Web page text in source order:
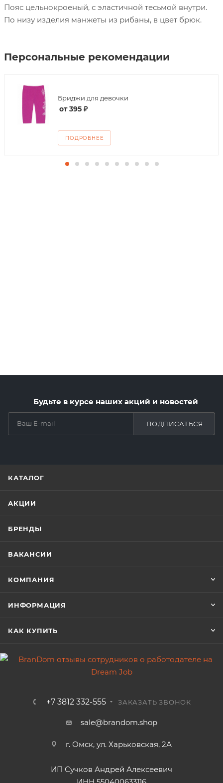
Пояс цельнокроеный, с эластичной тесьмой внутри.
По низу изделия манжеты из рибаны, в цвет брюк.
Персональные рекомендации
Бриджи для девочки
от395 ₽
ПОДРОБНЕЕ
Будьте в курсе наших акций и новостей
ПОДПИСАТЬСЯ
КАТАЛОГ
АКЦИИ
БРЕНДЫ
ВАКАНСИИ
КОМПАНИЯ
ИНФОРМАЦИЯ
КАК КУПИТЬ
+7 3812 332-555 ЗАКАЗАТЬ ЗВОНОК
sale@brandom.shop
г. Омск, ул. Харьковская, 2А
ИП Сучков Андрей Алексеевич